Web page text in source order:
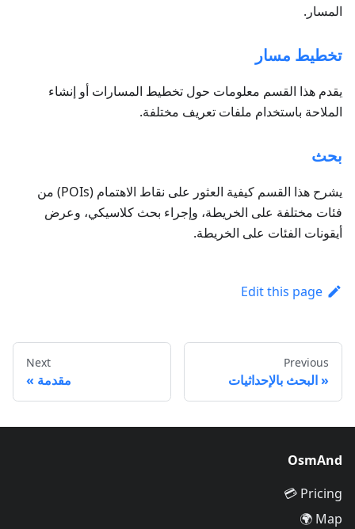
المسار.
تخطيط مسار
يقدم هذا القسم معلومات حول تخطيط المسارات أو إنشاء
الملاحة باستخدام ملفات تعريف مختلفة.
بحث
يشرح هذا القسم كيفية العثور على نقاط الاهتمام (POIs) من
فئات مختلفة على الخريطة، وإجراء بحث كلاسيكي، وعرض
أيقونات الفئات على الخريطة.
Edit this page
Previous
البحث بالإحداثيات
Next
مقدمة
OsmAnd
Pricing 💳
Map 🌍